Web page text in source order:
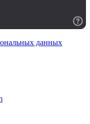
данных